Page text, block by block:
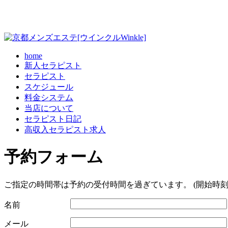
home
新人セラピスト
セラピスト
スケジュール
料金システム
当店について
セラピスト日記
高収入セラピスト求人
予約フォーム
ご指定の時間帯は予約の受付時間を過ぎています。 (開始時
名前
メール